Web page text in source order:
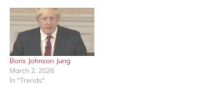
Boris Johnson Jung
March 2, 2026
In "Trends"